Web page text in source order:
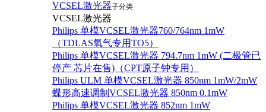
VCSEL激光器子分类
VCSEL激光器
Philips 单模VCSEL激光器760/764nm 1mW
（TDLAS氧气专用TO5）
Philips 单模VCSEL激光器 794.7nm 1mW (二极管已
停产 芯片在售)（CPT原子钟专用）
Philips ULM 单模VCSEL激光器 850nm 1mW/2mW
蝶形高速调制VCSEL激光器 850nm 0.1mW
Philips 单模VCSEL激光器 852nm 1mW